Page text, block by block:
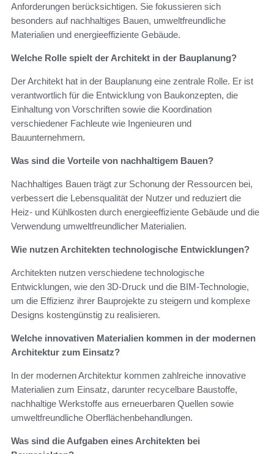
Anforderungen berücksichtigen. Sie fokussieren sich
besonders auf nachhaltiges Bauen, umweltfreundliche
Materialien und energieeffiziente Gebäude.
Welche Rolle spielt der Architekt in der Bauplanung?
Der Architekt hat in der Bauplanung eine zentrale Rolle. Er ist
verantwortlich für die Entwicklung von Baukonzepten, die
Einhaltung von Vorschriften sowie die Koordination
verschiedener Fachleute wie Ingenieuren und
Bauunternehmern.
Was sind die Vorteile von nachhaltigem Bauen?
Nachhaltiges Bauen trägt zur Schonung der Ressourcen bei,
verbessert die Lebensqualität der Nutzer und reduziert die
Heiz- und Kühlkosten durch energieeffiziente Gebäude und die
Verwendung umweltfreundlicher Materialien.
Wie nutzen Architekten technologische Entwicklungen?
Architekten nutzen verschiedene technologische
Entwicklungen, wie den 3D-Druck und die BIM-Technologie,
um die Effizienz ihrer Bauprojekte zu steigern und komplexe
Designs kostengünstig zu realisieren.
Welche innovativen Materialien kommen in der modernen
Architektur zum Einsatz?
In der modernen Architektur kommen zahlreiche innovative
Materialien zum Einsatz, darunter recycelbare Baustoffe,
nachhaltige Werkstoffe aus erneuerbaren Quellen sowie
umweltfreundliche Oberflächenbehandlungen.
Was sind die Aufgaben eines Architekten bei